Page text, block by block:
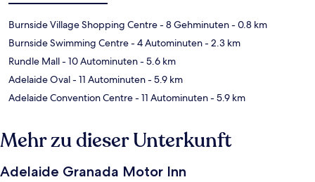
Burnside Village Shopping Centre- 8 Gehminuten- 0.8 km
Burnside Swimming Centre- 4 Autominuten- 2.3 km
Rundle Mall- 10 Autominuten- 5.6 km
Adelaide Oval- 11 Autominuten- 5.9 km
Adelaide Convention Centre- 11 Autominuten- 5.9 km
Mehr zu dieser Unterkunft
Adelaide Granada Motor Inn